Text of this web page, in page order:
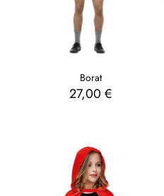
Borat
27,00€